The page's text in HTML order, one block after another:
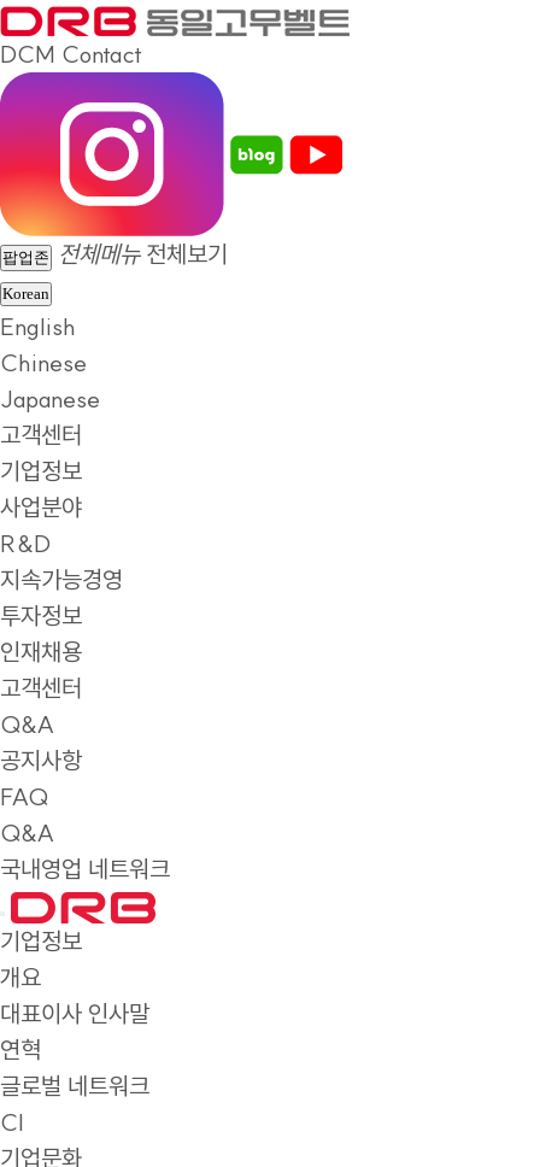
DCM Contact
팝업존 전체메뉴 전체보기
Korean
English
Chinese
Japanese
고객센터
기업정보
사업분야
R&D
지속가능경영
투자정보
인재채용
고객센터
Q&A
공지사항
FAQ
Q&A
국내영업 네트워크
기업정보
개요
대표이사 인사말
연혁
글로벌 네트워크
CI
기업문화